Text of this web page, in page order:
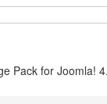
Pack for Joomla!